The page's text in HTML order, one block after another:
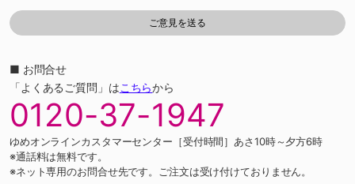
■ お問合せ
「よくあるご質問」はこちらから
0120-37-1947
ゆめオンラインカスタマーセンター［受付時間］あさ10時～夕方6時
※通話料は無料です。
※ネット専用のお問合せ先です。ご注文は受け付けておりません。